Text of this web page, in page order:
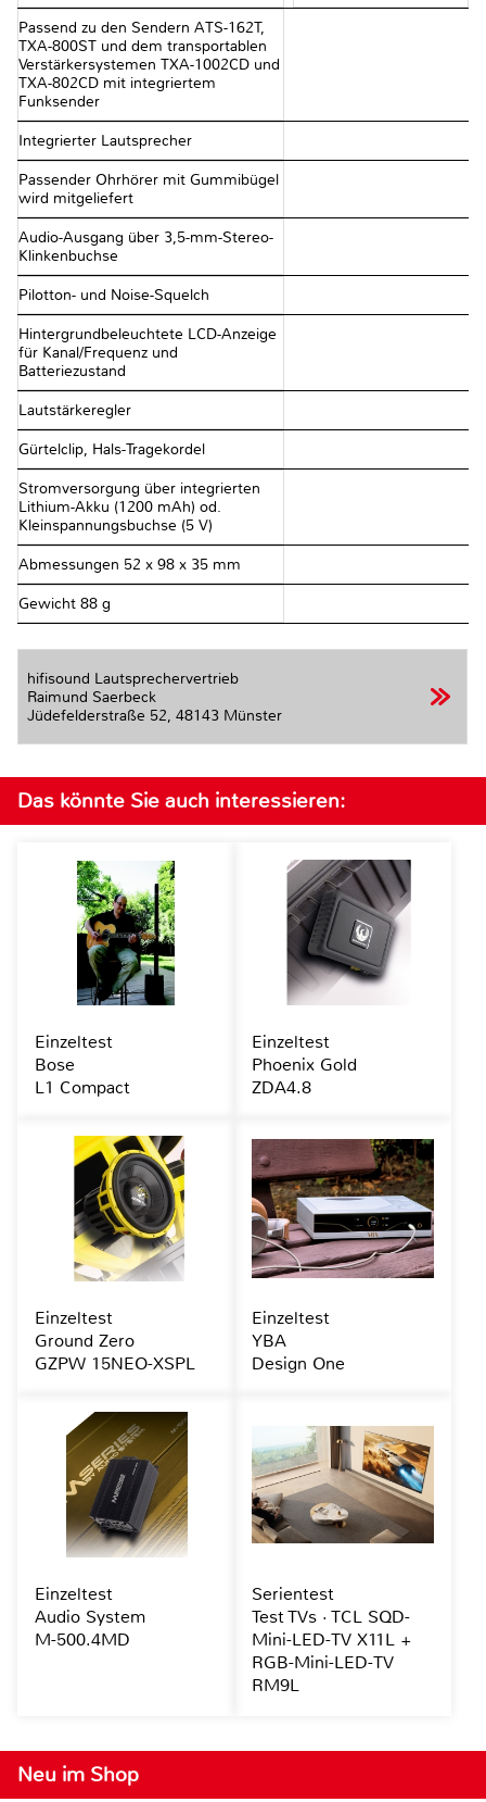
Passend zu den Sendern ATS-162T,
TXA-800ST und dem transportablen
Verstärkersystemen TXA-1002CD und
TXA-802CD mit integriertem
Funksender
Integrierter Lautsprecher
Passender Ohrhörer mit Gummibügel
wird mitgeliefert
Audio-Ausgang über 3,5-mm-Stereo-
Klinkenbuchse
Pilotton- und Noise-Squelch
Hintergrundbeleuchtete LCD-Anzeige
für Kanal/Frequenz und
Batteriezustand
Lautstärkeregler
Gürtelclip, Hals-Tragekordel
Stromversorgung über integrierten
Lithium-Akku (1200 mAh) od.
Kleinspannungsbuchse (5 V)
Abmessungen 52 x 98 x 35 mm
Gewicht 88 g
hifisound Lautsprechervertrieb
Raimund Saerbeck
Jüdefelderstraße 52, 48143 Münster
Neu im Shop
Das könnte Sie auch interessieren:
Einzeltest
Bose
L1 Compact
Einzeltest
Phoenix Gold
ZDA4.8
Einzeltest
Ground Zero
GZPW 15NEO-XSPL
Einzeltest
YBA
Design One
Einzeltest
Audio System
M-500.4MD
Serientest
Test TVs · TCL SQD-
Mini-LED-TV X11L +
RGB-Mini-LED-TV
RM9L